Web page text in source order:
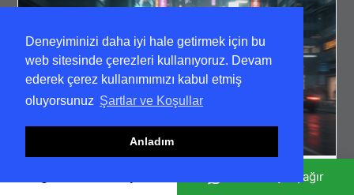
Deneyiminizi daha iyi hale getirmek için bu
web sitesinde çerezleri kullanıyoruz. Devam
ederek çerez kullanımımızı kabul etmiş
oluyorsunuz Şartlar ve Koşullar
Anladım
Hızlı Kurye Çağır